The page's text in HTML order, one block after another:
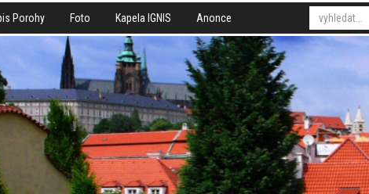
Porohy Foto Kapela IGNIS Anonce